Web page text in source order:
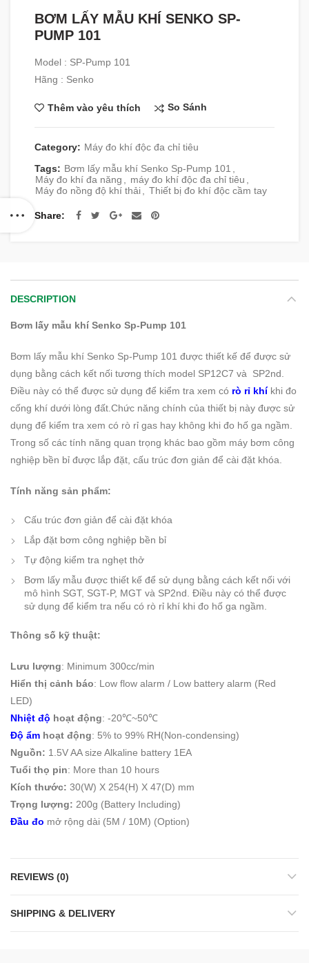
BƠM LẤY MẪU KHÍ SENKO SP-
PUMP 101
Model : SP-Pump 101
Hãng : Senko
Thêm vào yêu thích So Sánh
Category: Máy đo khí độc đa chỉ tiêu
Tags: Bơm lấy mẫu khí Senko Sp-Pump 101
Máy đo khí đa năng
máy đo khí độc đa chỉ tiêu
Máy đo nồng độ khí thải
Thiết bị đo khí độc cầm tay
Share
DESCRIPTION
Bơm lấy mẫu khí Senko Sp-Pump 101
Bơm lấy mẫu khí Senko Sp-Pump 101 được thiết kế để được sử
dụng bằng cách kết nối tương thích model SP12C7 và SP2nd.
Điều này có thể được sử dụng để kiểm tra xem có rò rỉ khí khi đo
cống khí dưới lòng đất.Chức năng chính của thiết bị này được sử
dụng để kiểm tra xem có rò rỉ gas hay không khi đo hố ga ngầm.
Trong số các tính năng quan trọng khác bao gồm máy bơm công
nghiệp bền bỉ được lắp đặt, cấu trúc đơn giản để cài đặt khóa.
Tính năng sản phẩm:
Cấu trúc đơn giản để cài đặt khóa
Lắp đặt bơm công nghiệp bền bỉ
Tự động kiểm tra nghẹt thở
Bơm lấy mẫu được thiết kế để sử dụng bằng cách kết nối với
mô hình SGT, SGT-P, MGT và SP2nd. Điều này có thể được
sử dụng để kiểm tra nếu có rò rỉ khí khi đo hố ga ngầm.
Thông số kỹ thuật:
Lưu lượng: Minimum 300cc/min
Hiển thị cảnh báo: Low flow alarm / Low battery alarm (Red
LED)
Nhiệt độ hoạt động: -20℃~50℃
Độ ẩm hoạt động: 5% to 99% RH(Non-condensing)
Nguồn: 1.5V AA size Alkaline battery 1EA
Tuổi thọ pin: More than 10 hours
Kích thước: 30(W) X 254(H) X 47(D) mm
Trọng lượng: 200g (Battery Including)
Đầu đo mở rộng dài (5M / 10M) (Option)
REVIEWS (0)
SHIPPING & DELIVERY